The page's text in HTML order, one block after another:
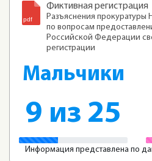
Фиктивная регистрация
Разъяснения прокуратуры
по вопросам
Российской Федерации
регистрации
Мальчики
9 из 25
Информация представлена по